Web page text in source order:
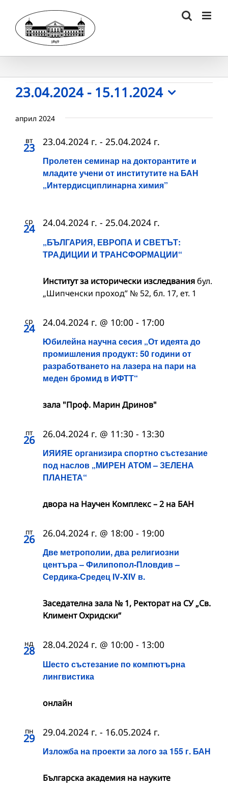
content
Събития
23.04.2024 - 15.11.2024
date.
април 2024
вт
23
Пролетен семинар на докторантите и
младите учени от институтите на БАН
„Интердисциплинарна химия”
23.04.2024 г. - 25.04.2024 г.
ср
24
„БЪЛГАРИЯ, ЕВРОПА И СВЕТЪТ:
ТРАДИЦИИ И ТРАНСФОРМАЦИИ“
24.04.2024 г. - 25.04.2024 г.
Институт за исторически изследваниябул.
„Шипченски проход” № 52, бл. 17, ет. 1
ср
24
Юбилейна научна сесия „От идеята до
промишления продукт: 50 години от
разработването на лазера на пари на
меден бромид в ИФТТ“
24.04.2024 г. @ 10:00 - 17:00
зала "Проф. Марин Дринов"
пт
26
ИЯИЯЕ организира спортно състезание
под наслов „МИРЕН АТОМ – ЗЕЛЕНА
ПЛАНЕТА“
26.04.2024 г. @ 11:30 - 13:30
двора на Научен Комплекс – 2 на БАН
пт
26
Две метрополии, два религиозни
центъра – Филипопол-Пловдив –
Сердика-Средец IV-XIV в.
26.04.2024 г. @ 18:00 - 19:00
Заседателна зала № 1, Ректорат на СУ „Св.
Климент Охридски“
нд
28
Шесто състезание по компютърна
лингвистика
28.04.2024 г. @ 10:00 - 13:00
онлайн
пн
29
Изложба на проекти за лого за 155 г. БАН
29.04.2024 г. - 16.05.2024 г.
Българска академия на науките